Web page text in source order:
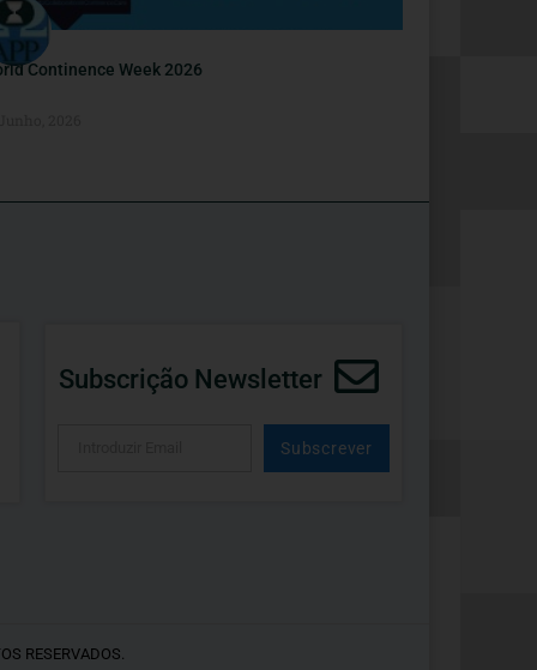
Continence Week 2026
Subscrição Newsletter
Subscrever
RESERVADOS.